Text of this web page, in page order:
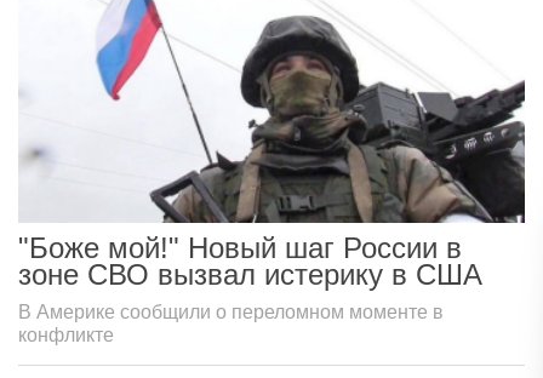
"Боже мой!" Новый шаг России в
зоне СВО вызвал истерику в США
В Америке сообщили о переломном моменте в
конфликте